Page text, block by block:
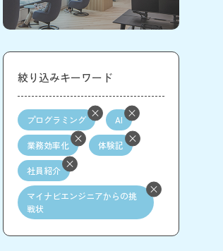
絞り込みキーワード
プログラミング AI
業務効率化 体験記
社員紹介
マイナビエンジニアからの挑
戦状